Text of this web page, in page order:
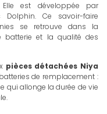
est développée par
Ce savoir-faire
se retrouve dans la
batterie et la qualité des
pièces détachées Niya
de remplacement :
qui allonge la durée de vie